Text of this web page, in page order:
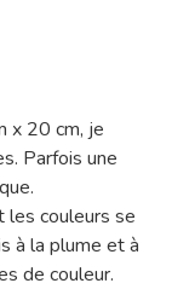
x 20 cm, je
Parfois une
les couleurs se
à la plume et à
de couleur.